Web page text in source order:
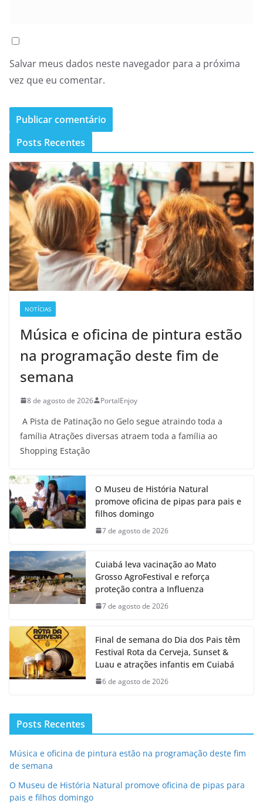
Salvar meus dados neste navegador para a próxima
vez que eu comentar.
Posts Recentes
NOTÍCIAS
Música e oficina de pintura estão
na programação deste fim de
semana
8 de agosto de 2026 PortalEnjoy
A Pista de Patinação no Gelo segue atraindo toda a
família Atrações diversas atraem toda a família ao
Shopping Estação
O Museu de História Natural
promove oficina de pipas para pais e
filhos domingo
7 de agosto de 2026
Cuiabá leva vacinação ao Mato
Grosso AgroFestival e reforça
proteção contra a Influenza
7 de agosto de 2026
Final de semana do Dia dos Pais têm
Festival Rota da Cerveja, Sunset &
Luau e atrações infantis em Cuiabá
6 de agosto de 2026
Posts Recentes
Música e oficina de pintura estão na programação deste fim
de semana
O Museu de História Natural promove oficina de pipas para
pais e filhos domingo